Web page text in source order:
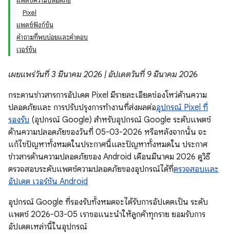
Pixel
แพตช์ฟังก์ชัน
คำถามที่พบบ่อยและคำตอบ
เวอร์ชัน
เผยแพร่วันที่ 3 มีนาคม 2026 | อัปเดตวันที่ 9 มีนาคม 2026
กระดานข่าวสารการอัปเดต Pixel มีรายละเอียดช่องโหว่ด้านความ
ปลอดภัยและ การปรับปรุงการทำงานที่ส่งผลต่ออุปกรณ์ Pixel ที่
รองรับ (อุปกรณ์ Google) สำหรับอุปกรณ์ Google ระดับแพตช์
ด้านความปลอดภัยของวันที่ 05-03-2026 หรือหลังจากนั้น จะ
แก้ไขปัญหาทั้งหมดในประกาศนี้และปัญหาทั้งหมดใน ประกาศ
ข่าวสารด้านความปลอดภัยของ Android เดือนมีนาคม 2026 ดูวิธี
ตรวจสอบระดับแพตช์ความปลอดภัยของอุปกรณ์ได้ที่ตรวจสอบและ
อัปเดต เวอร์ชัน Android
อุปกรณ์ Google ที่รองรับทั้งหมดจะได้รับการอัปเดตเป็น ระดับ
แพตช์ 2026-03-05 เราขอแนะนำให้ลูกค้าทุกราย ยอมรับการ
อัปเดตเหล่านี้ในอุปกรณ์